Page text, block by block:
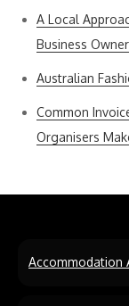
A Local
Business
Australian
Common
Organisers
Accommodation